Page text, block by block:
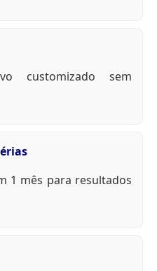
customizado sem
1 mês para resultados